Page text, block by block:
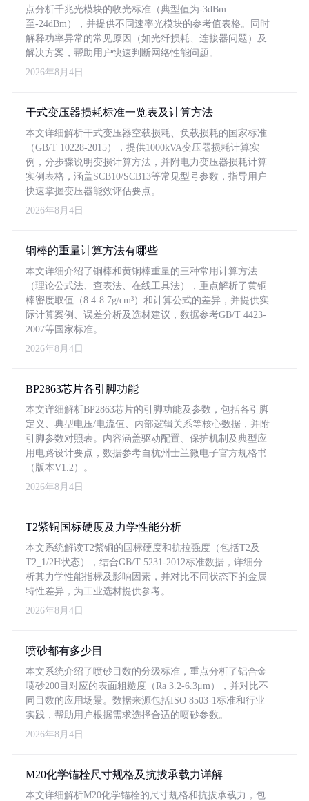
点分析千兆光模块的收光标准（典型值为-3dBm
至-24dBm），并提供不同速率光模块的参考值表格。同时
解释功率异常的常见原因（如光纤损耗、连接器问题）及
解决方案，帮助用户快速判断网络性能问题。
2026年8月4日
干式变压器损耗标准一览表及计算方法
本文详细解析干式变压器空载损耗、负载损耗的国家标准
（GB/T 10228-2015），提供1000kVA变压器损耗计算实
例，分步骤说明变损计算方法，并附电力变压器损耗计算
实例表格，涵盖SCB10/SCB13等常见型号参数，指导用户
快速掌握变压器能效评估要点。
2026年8月4日
铜棒的重量计算方法有哪些
本文详细介绍了铜棒和黄铜棒重量的三种常用计算方法
（理论公式法、查表法、在线工具法），重点解析了黄铜
棒密度取值（8.4-8.7g/cm³）和计算公式的差异，并提供实
际计算案例、误差分析及选材建议，数据参考GB/T 4423-
2007等国家标准。
2026年8月4日
BP2863芯片各引脚功能
本文详细解析BP2863芯片的引脚功能及参数，包括各引脚
定义、典型电压/电流值、内部逻辑关系等核心数据，并附
引脚参数对照表。内容涵盖驱动配置、保护机制及典型应
用电路设计要点，数据参考自杭州士兰微电子官方规格书
（版本V1.2）。
2026年8月4日
T2紫铜国标硬度及力学性能分析
本文系统解读T2紫铜的国标硬度和抗拉强度（包括T2及
T2_1/2H状态），结合GB/T 5231-2012标准数据，详细分
析其力学性能指标及影响因素，并对比不同状态下的金属
特性差异，为工业选材提供参考。
2026年8月4日
喷砂都有多少目
本文系统介绍了喷砂目数的分级标准，重点分析了铝合金
喷砂200目对应的表面粗糙度（Ra 3.2-6.3μm），并对比不
同目数的应用场景。数据来源包括ISO 8503-1标准和行业
实践，帮助用户根据需求选择合适的喷砂参数。
2026年8月4日
M20化学锚栓尺寸规格及抗拔承载力详解
本文详细解析M20化学锚栓的尺寸规格和抗拔承载力，包